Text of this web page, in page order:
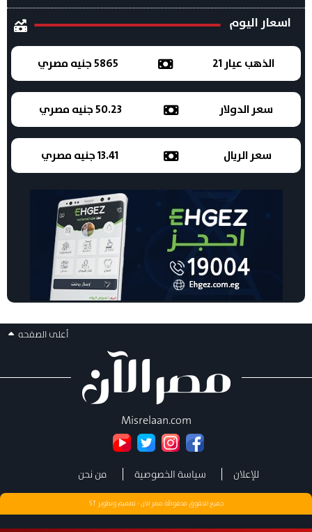
اسعار اليوم
الذهب عيار 21 5865 جنيه مصري
سعر الدولار 50.23 جنيه مصري
سعر الريال 13.41 جنيه مصري
أعلى الصفحه
Misrelaan.com
للإعلان سياسة الخصوصية من نحن
جميع الحقوق محفوظة مصر الان - تصميم وتطويرST